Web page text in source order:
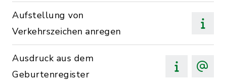
Aufstellung von
Verkehrszeichen anregen
Ausdruck aus dem
Geburtenregister